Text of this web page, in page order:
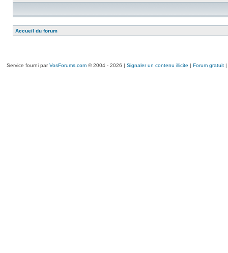
Accueil du forum
Service fourni parVosForums.com© 2004 - 2026 | Signaler un contenu illicite | Forum gratuit|